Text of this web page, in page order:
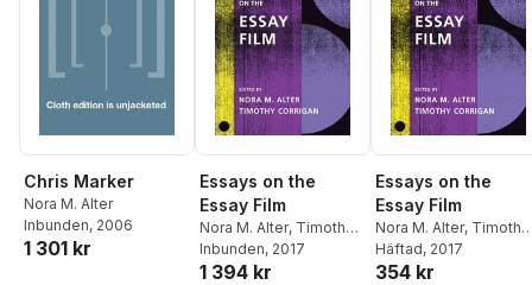
Chris Marker
Nora M. Alter
Inbunden, 2006
1 301 kr
Essays on the
Essay Film
Nora M. Alter, Timothy
Corrigan
Inbunden, 2017
1 394 kr
Essays on the
Essay Film
Nora M. Alter, Timothy
Corrigan
Häftad, 2017
354 kr